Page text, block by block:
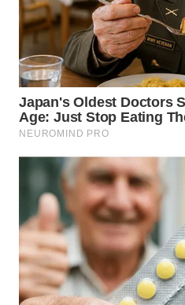
SULSEL
WN
GORONTALO
WN
SULUT
WN
MALUKU
MALUT
WN
DAIRI